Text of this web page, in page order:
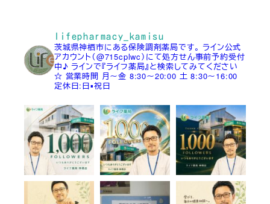
lifepharmacy_kamisu
茨城県神栖市にある保険調剤薬局です。 ライン公式
アカウント（@715cplwc）にて処方せん事前予約受付
中♪ ラインで『ライフ薬局』と検索してみてください
☆ 営業時間 月～金 8:30～20:00 土 8:30～16:00
定休日:日▪祝日